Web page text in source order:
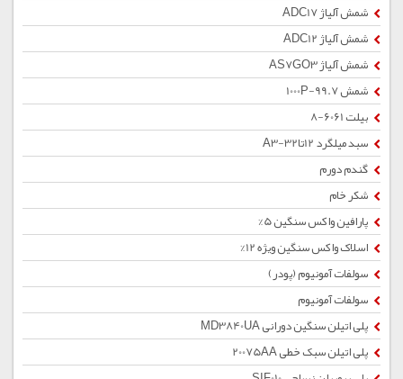
شمش آلیاژ ADC17
شمش آلیاژ ADC12
شمش آلیاژ AS7GO3
شمش 1000P-99.7
بیلت 6061-8
سبد میلگرد 12تا32-A3
گندم دورم
شکر خام
پارافین واکس سنگین 5%
اسلاک واکس سنگین ویژه 12%
سولفات آمونیوم (پودر)
سولفات آمونیوم
پلی اتیلن سنگین دورانی MD3840UA
پلی اتیلن سبک خطی 20075AA